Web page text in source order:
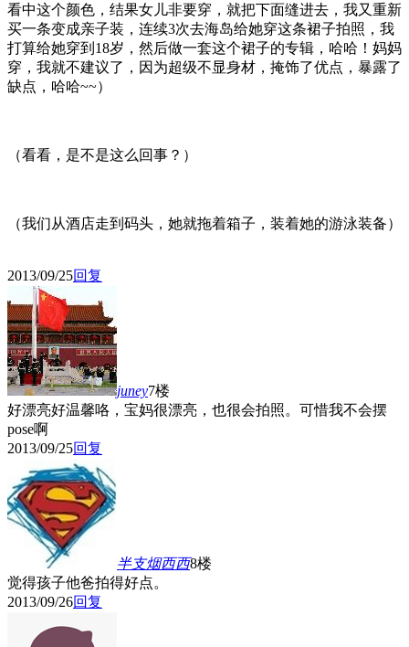
看中这个颜色，结果女儿非要穿，就把下面缝进去，我又重新
买一条变成亲子装，连续3次去海岛给她穿这条裙子拍照，我
打算给她穿到18岁，然后做一套这个裙子的专辑，哈哈！妈妈
穿，我就不建议了，因为超级不显身材，掩饰了优点，暴露了
缺点，哈哈~~）
（看看，是不是这么回事？）
（我们从酒店走到码头，她就拖着箱子，装着她的游泳装备）
2013/09/25回复
juney7楼
好漂亮好温馨咯，宝妈很漂亮，也很会拍照。可惜我不会摆
pose啊
2013/09/25回复
半支烟西西8楼
觉得孩子他爸拍得好点。
2013/09/26回复